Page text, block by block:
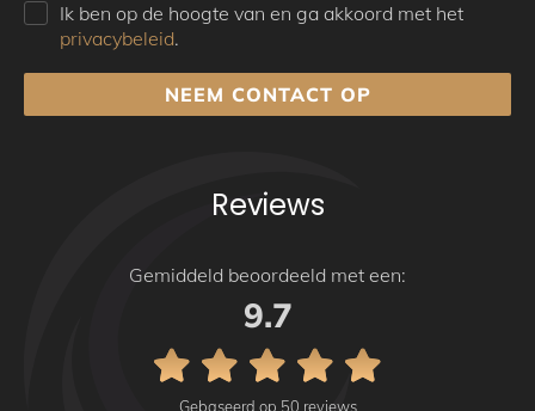
Ik ben op de hoogte van en ga akkoord met het
privacybeleid.
NEEM CONTACT OP
Reviews
Gemiddeld beoordeeld met een:
9.7
Gebaseerd op 50 reviews